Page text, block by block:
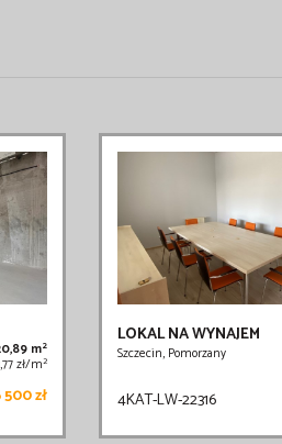
m2
zł/m2
500 zł
LOKAL NA WYNAJEM
Szczecin, Pomorzany
4KAT-LW-22316